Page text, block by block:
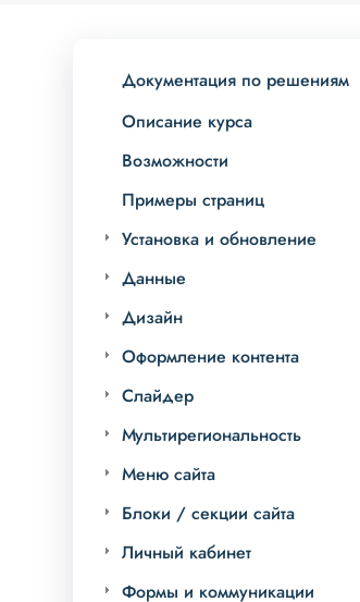
Документация по решениям
Описание курса
Возможности
Примеры страниц
Установка и обновление
Данные
Дизайн
Оформление контента
Слайдер
Мультирегиональность
Меню сайта
Блоки / секции сайта
Личный кабинет
Формы и коммуникации